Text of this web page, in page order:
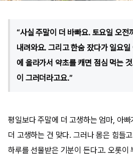
“사실 주말이 더 바빠요. 토요일 오전
내려와요. 그리고 한숨 잤다가 일요
에 올라가서 약초를 캐면 점심 먹는
이 그러더라고요.”
평일보다 주말에 더 고생하는 엄마, 아
더 고생하는 건 맞다. 그러나 몸은 힘들
하루를 선물받은 기분이 든다고. 오롯이